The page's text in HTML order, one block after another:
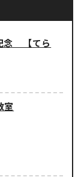
念 【てら
室